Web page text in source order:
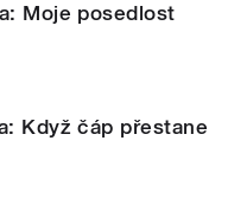
Moje posedlost
Když čáp přestane